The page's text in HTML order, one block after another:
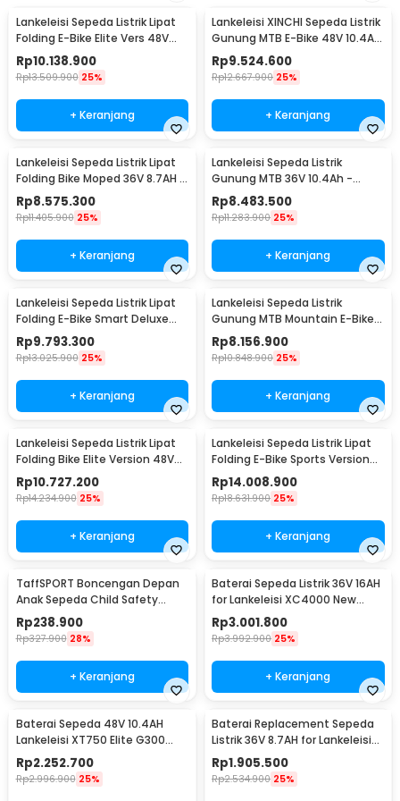
Lankeleisi Sepeda Listrik Lipat
Folding E-Bike Elite Vers 48V
10.4Ah - XT600
Rp10.138.900
Rp13.509.900 25%
+ Keranjang
Lankeleisi XINCHI Sepeda Listrik
Gunung MTB E-Bike 48V 10.4AH
- T8
Rp9.524.600
Rp12.667.900 25%
+ Keranjang
Lankeleisi Sepeda Listrik Lipat
Folding Bike Moped 36V 8.7AH -
G100
Rp8.575.300
Rp11.405.900 25%
+ Keranjang
Lankeleisi Sepeda Listrik
Gunung MTB 36V 10.4Ah -
RS600
Rp8.483.500
Rp11.283.900 25%
+ Keranjang
Lankeleisi Sepeda Listrik Lipat
Folding E-Bike Smart Deluxe
48V 10.4Ah - G650
Rp9.793.300
Rp13.025.900 25%
+ Keranjang
Lankeleisi Sepeda Listrik
Gunung MTB Mountain E-Bike
48V 10Ah - MX3.8
Rp8.156.900
Rp10.848.900 25%
+ Keranjang
Lankeleisi Sepeda Listrik Lipat
Folding Bike Elite Version 48V
10.4Ah - XT750
Rp10.727.200
Rp14.234.900 25%
+ Keranjang
Lankeleisi Sepeda Listrik Lipat
Folding E-Bike Sports Version
48V 10Ah - XT750
Rp14.008.900
Rp18.631.900 25%
+ Keranjang
TaffSPORT Boncengan Depan
Anak Sepeda Child Safety
Front Seat - Z1
Rp238.900
Rp327.900 28%
+ Keranjang
Baterai Sepeda Listrik 36V 16AH
for Lankeleisi XC4000 New
Model - LN-J1-10S5P
Rp3.001.800
Rp3.992.900 25%
+ Keranjang
Baterai Sepeda 48V 10.4AH
Lankeleisi XT750 Elite G300
New X2000 G660
Rp2.252.700
Rp2.996.900 25%
Baterai Replacement Sepeda
Listrik 36V 8.7AH for Lankeleisi
G100 - SDK114
Rp1.905.500
Rp2.534.900 25%